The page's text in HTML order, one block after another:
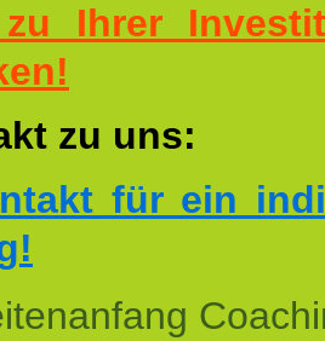
Ihrer
zu uns:
für ein